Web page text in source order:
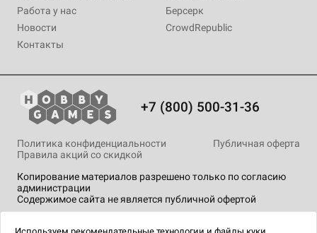
Работа у нас
Новости
Контакты
Берсерк
CrowdRepublic
+7 (800) 500-31-36
Копирование материалов разрешено только по согласию
администрации
Содержимое сайта не является публичной офертой
Политика конфиденциальности
Публичная оферта
Правила акций со скидкой
технологии .